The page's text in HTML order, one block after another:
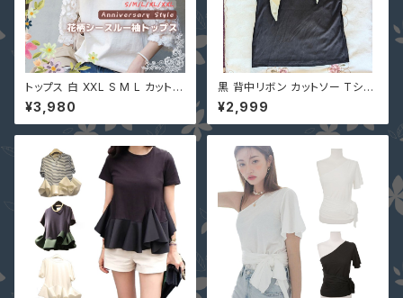
トップス 白 XXL S M L カットソ
ー Tシャツ 刺繍 シャツ 80401
56 丸首 花柄 レース 透け感 七
分袖 シースルー袖 レディース
¥3,980
黒 背中リボン カットソー Tシャ
ツ 夏 トップス 90014746 薄手
半袖 新品
¥2,999